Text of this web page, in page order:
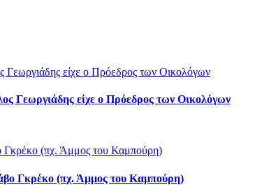
Γεωργιάδης είχε ο Πρόεδρος των Οικολόγων
Γκρέκο (πχ. Άμμος του Καμπούρη)